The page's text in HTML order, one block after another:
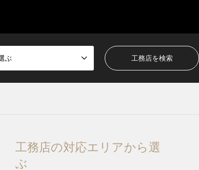
ぶ
工務店の対応エリアから選
ぶ